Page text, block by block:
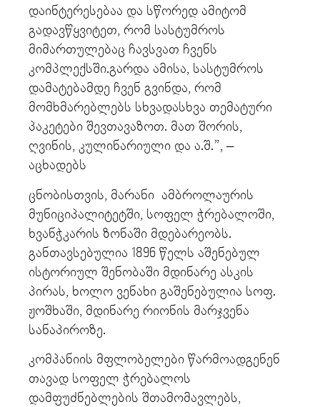
დაინტერესებაა და სწორედ ამიტომ
გადავწყვიტეთ, რომ სასტუმროს
მიმართულებაც ჩავსვათ ჩვენს
კომპლექსში.გარდა ამისა, სასტუმროს
დამატებამდე ჩვენ გვინდა, რომ
მომხმარებლებს სხვადასხვა თემატური
პაკეტები შევთავაზოთ. მათ შორის,
ღვინის, კულინარიული და ა.შ.”, –
აცხადებს
ცნობისთვის, მარანი ამბროლაურის
მუნიციპალიტეტში, სოფელ ჭრებალოში,
ხვანჭკარის ზონაში მდებარეობს.
განთავსებულია 1896 წელს აშენებულ
ისტორიულ შენობაში მდინარე ასკის
პირას, ხოლო ვენახი გაშენებულია სოფ.
ჟოშხაში, მდინარე რიონის მარჯვენა
სანაპიროზე.
კომპანიის მფლობელები წარმოადგენენ
თავად სოფელ ჭრებალოს
დამფუძნებლების შთამომავლებს,